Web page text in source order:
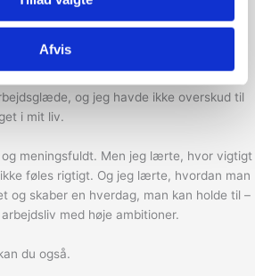
Afvis
og hvor håbet om, at det nok snart ville
motivation.
og helt ude af sync med mine egne
og jeg havde ikke overskud til
i mit liv.
meningsfuldt. Men jeg lærte, hvor vigtigt
føles rigtigt. Og jeg lærte, hvordan man
og skaber en hverdag, man kan holde til –
med høje ambitioner.
du også.